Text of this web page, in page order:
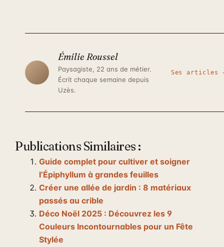
Émilie Roussel
Paysagiste, 22 ans de métier.
Écrit chaque semaine depuis
Uzès.
Ses articles
Publications Similaires :
Guide complet pour cultiver et soigner
l’Épiphyllum à grandes feuilles
Créer une allée de jardin : 8 matériaux
passés au crible
Déco Noël 2025 : Découvrez les 9
Couleurs Incontournables pour un Fête
Stylée